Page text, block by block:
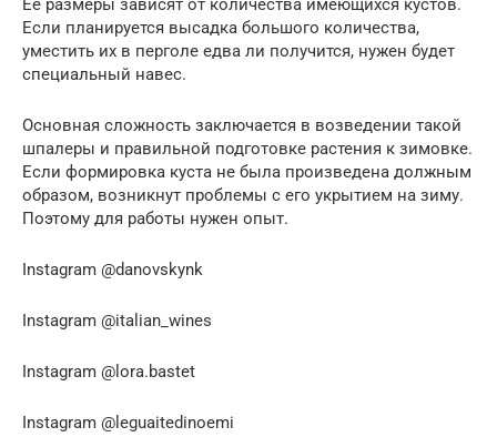
Её размеры зависят от количества имеющихся кустов.
Если планируется высадка большого количества,
уместить их в перголе едва ли получится, нужен будет
специальный навес.
Основная сложность заключается в возведении такой
шпалеры и правильной подготовке растения к зимовке.
Если формировка куста не была произведена должным
образом, возникнут проблемы с его укрытием на зиму.
Поэтому для работы нужен опыт.
Instagram @danovskynk
Instagram @italian_wines
Instagram @lora.bastet
Instagram @leguaitedinoemi